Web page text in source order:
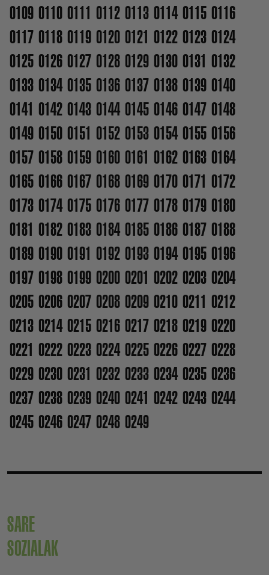
0109 0110 0111 0112 0113 0114 0115 0116
0117 0118 0119 0120 0121 0122 0123 0124
0125 0126 0127 0128 0129 0130 0131 0132
0133 0134 0135 0136 0137 0138 0139 0140
0141 0142 0143 0144 0145 0146 0147 0148
0149 0150 0151 0152 0153 0154 0155 0156
0157 0158 0159 0160 0161 0162 0163 0164
0165 0166 0167 0168 0169 0170 0171 0172
0173 0174 0175 0176 0177 0178 0179 0180
0181 0182 0183 0184 0185 0186 0187 0188
0189 0190 0191 0192 0193 0194 0195 0196
0197 0198 0199 0200 0201 0202 0203 0204
0205 0206 0207 0208 0209 0210 0211 0212
0213 0214 0215 0216 0217 0218 0219 0220
0221 0222 0223 0224 0225 0226 0227 0228
0229 0230 0231 0232 0233 0234 0235 0236
0237 0238 0239 0240 0241 0242 0243 0244
0245 0246 0247 0248 0249
SARE
SOZIALAK